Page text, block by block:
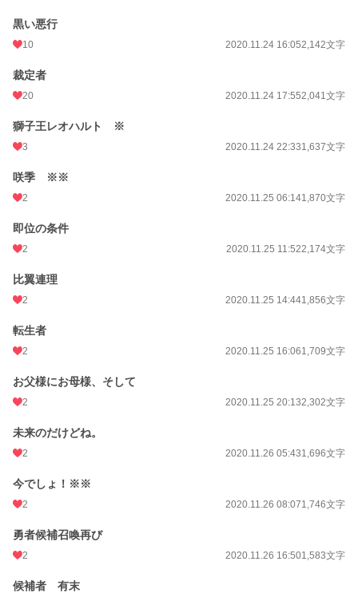
黒い悪行
10 2020.11.24 16:052,142文字
裁定者
20 2020.11.24 17:552,041文字
獅子王レオハルト ※
3 2020.11.24 22:331,637文字
咲季 ※※
2 2020.11.25 06:141,870文字
即位の条件
2 2020.11.25 11:522,174文字
比翼連理
2 2020.11.25 14:441,856文字
転生者
2 2020.11.25 16:061,709文字
お父様にお母様、そして
2 2020.11.25 20:132,302文字
未来のだけどね。
2 2020.11.26 05:431,696文字
今でしょ！※※
2 2020.11.26 08:071,746文字
勇者候補召喚再び
2 2020.11.26 16:501,583文字
候補者 有末